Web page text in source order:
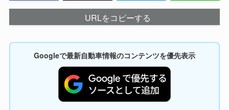
URLをコピーする
Googleで最新自動車情報のコンテンツを優先表示